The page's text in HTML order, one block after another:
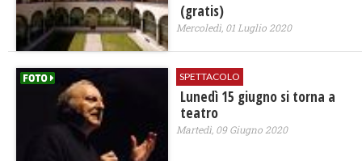
(gratis)
Mercoledì, 01 Luglio 2020
SPETTACOLO
Lunedì 15 giugno si torna a
teatro
Martedì, 09 Giugno 2020